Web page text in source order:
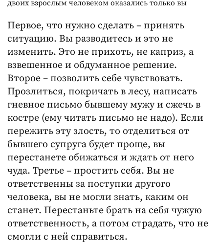
двоих взрослым человеком оказались только вы
Первое, что нужно сделать – принять
ситуацию. Вы разводитесь и это не
изменить. Это не прихоть, не каприз, а
взвешенное и обдуманное решение.
Второе – позволить себе чувствовать.
Прозлиться, покричать в лесу, написать
гневное письмо бывшему мужу и сжечь в
костре (ему читать письмо не надо). Если
пережить эту злость, то отделиться от
бывшего супруга будет проще, вы
перестанете обижаться и ждать от него
чуда. Третье – простить себя. Вы не
ответственны за поступки другого
человека, вы не могли знать, каким он
станет. Перестаньте брать на себя чужую
ответственность, а потом страдать, что не
смогли с ней справиться.